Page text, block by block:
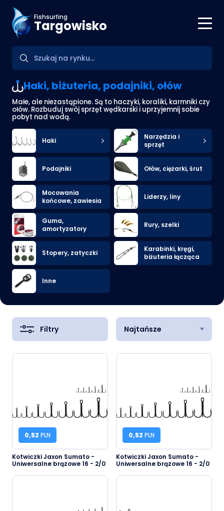
Fishsurfing
Targowisko
Haki, biżuteria, podajniki, ołów
Małe, ale niezastąpione. Są to haczyki, koraliki, karmniki czy
ołów. Rozbuduj swój sprzęt wędkarski i uprzyjemnij sobie
pobyt nad wodą.
Haki
Narzędzia i
sprzęt
Podajniki Ołów, ciężarki, śrut
Mocowania
końcowe, zawiesia
Liderzy, liny
Guma,
amortyzatory
Rury, szelki
Stopery, zatyczki
Karabinki, kręgi,
biżuteria łącząca
Inne
Filtry Najtańsze
0,52 PLN
Kotwiczki Jaxon Sumato -
Uniwersalne brązowe 16 - 2/0
0,52 PLN
Kotwiczki Jaxon Sumato -
Uniwersalne brązowe 16 - 2/0